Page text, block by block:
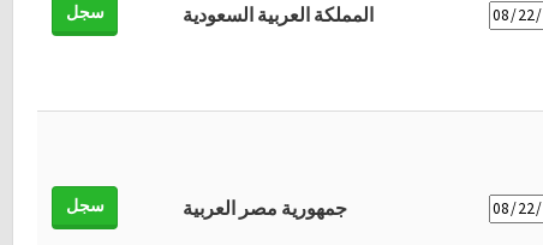
المملكة العربية السعودية سجل
جمهورية مصر العربية سجل